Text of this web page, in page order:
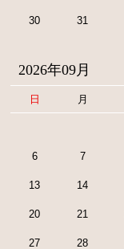
30 31
2026年09月
日 月
6 7
13 14
20 21
27 28